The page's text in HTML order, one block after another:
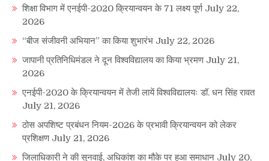
शिक्षा विभाग में एनईपी-2020 क्रियान्वयन के 71 लक्ष्य पूर्ण July 22,
2026
“बीज संजीवनी अभियान” का किया शुभारंभ July 22, 2026
जापानी प्रतिनिधिमंडल ने दून विश्वविद्यालय का किया भ्रमण July 21,
2026
एनईपी-2020 के क्रियान्वयन में तेजी लायें विश्वविद्यालयः डॉ. धन सिंह रावत
July 21, 2026
ठोस अपशिष्ट प्रबंधन नियम-2026 के प्रभावी क्रियान्वयन को लेकर
प्रशिक्षण July 21, 2026
जिलाधिकारी ने की सुनवाई, अधिकांश का मौके पर हुआ समाधान July 20,